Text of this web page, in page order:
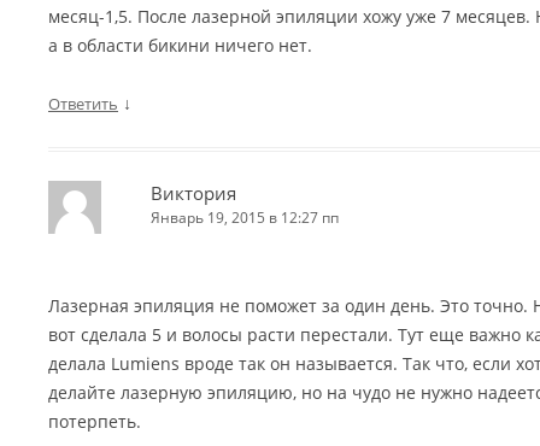
месяц-1,5. После лазерной эпиляции хожу уже 7 месяцев.
а в области бикини ничего нет.
Ответить ↓
Виктория
Январь 19, 2015 в 12:27 пп
Лазерная эпиляция не поможет за один день. Это точно.
вот сделала 5 и волосы расти перестали. Тут еще важно
делала Lumiens вроде так он называется. Так что, если
делайте лазерную эпиляцию, но на чудо не нужно
потерпеть.